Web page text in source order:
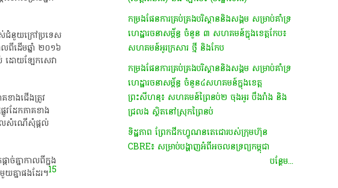
ាស់​ជំនួយ​ក្រៅប្រទេស​
ពីដើម​ឆ្នាំ​ ២០១៦​
ល់​ ដោយឡែក​សេវា​
ាងជើង​ត្រូវ​
វដែក​ភាគ​ខាង
ោល​សំណើសុំ​ផ្តល់​
ាច់​គ្នា​កាលពី​ក្នុង​
យ​គ្នា​ផង​ដែរ​។​15
កម្រងផែនការគ្រប់គ្រងបរិស្ថាននិងសង្គម សម្រាប់គាំទ្រ
ហេដ្ឋារចនាសម្ព័ន្ធ ចំនួន ៣ សហគមន៍ក្នុងខេត្តកែប៖
សហគមន៍អូរក្រសារ ថ្មី និងកែប
កម្រងផែនការគ្រប់គ្រងបរិស្ថាននិងសង្គម សម្រាប់គាំទ្រ
ហេដ្ឋារចនាសម្ព័ន្ធ ចំនួន៤សហគមន៍ក្នុងខេត្ត
ព្រះសីហនុ៖ សហគមន៍ព្រៃនប់២ ចុងអូរ បឹងរាំង និង
ជ្រលង ស្ថិតនៅស្រុកព្រៃនប់
ទិដ្ឋភាព ព្រែកជីកហ្វូណនតេជោរបស់ក្រុមហ៊ុន
CBRE៖ សម្រាប់បង្ហាញអំពីអចលនទ្រព្យកម្ពុជា
បន្ថែម...